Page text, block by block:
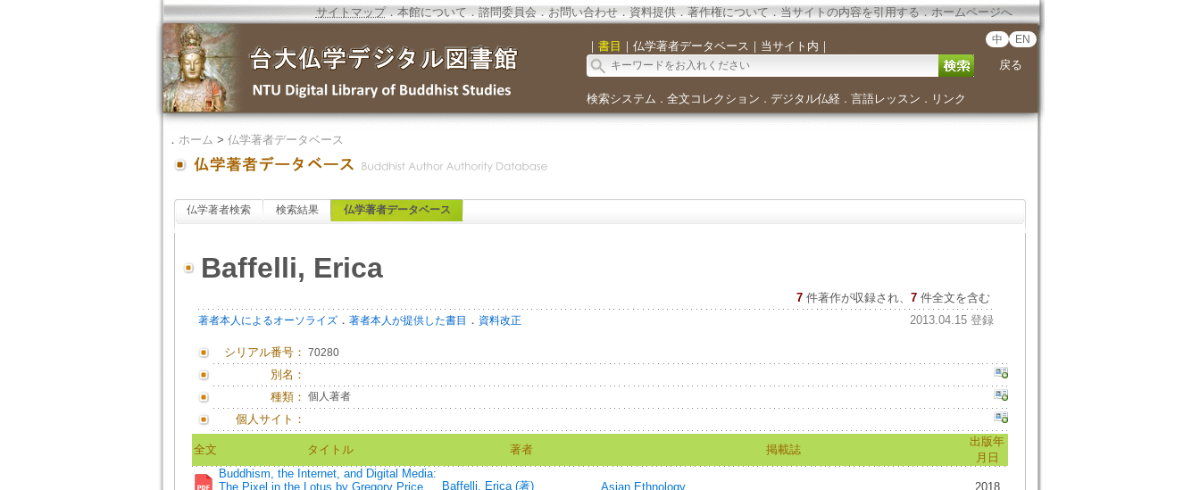
サイトマップ．本館について．諮問委員会． お問い合わせ． 資料提供．著作権について．当サイトの内容を引用する．ホームページへ
｜ 書目 ｜ 仏学著者データベース ｜ 当サイト内 ｜ 中 EN
戻る
検索システム ． 全文コレクション ． デジタル仏経． 言語レッスン ． リンク
． ホーム > 仏学著者データベース
仏学著者検索 検索結果 仏学著者データベース
Baffelli, Erica
7 件著作が収録され、 7件全文を含む
著者本人によるオーソライズ． 著者本人が提供した書目 ． 資料改正 2013.04.15 登録
シリアル番号： 70280
別名：
種類： 個人著者
個人サイト：
全文 タイトル 著者 掲載誌
出版年
月日
Buddhism, the Internet, and Digital Media:
The Pixel in the Lotus by Gregory Price
Baffelli, Erica (著) Asian Ethnology 2018